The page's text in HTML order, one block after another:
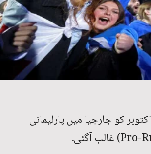
شدید پولرائزیشن اور تقسیم کے ماحول میں، 26 اکتوبر کو جارجیا میں پارلیمانی